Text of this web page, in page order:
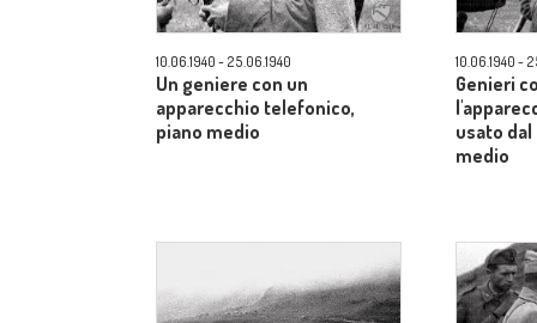
10.06.1940 - 25.06.1940
Un geniere con un
apparecchio telefonico,
piano medio
10.06.1940 -
Genieri
usato
medio